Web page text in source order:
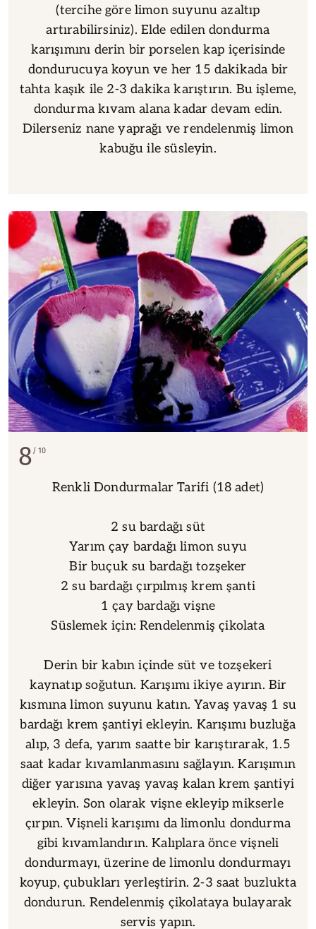
(tercihe göre limon suyunu azaltıp
artırabilirsiniz). Elde edilen dondurma
karışımını derin bir porselen kap içerisinde
dondurucuya koyun ve her 15 dakikada bir
tahta kaşık ile 2-3 dakika karıştırın. Bu işleme,
dondurma kıvam alana kadar devam edin.
Dilerseniz nane yaprağı ve rendelenmiş limon
kabuğu ile süsleyin.
8 10
Renkli Dondurmalar Tarifi (18 adet)
2 su bardağı süt
Yarım çay bardağı limon suyu
Bir buçuk su bardağı tozşeker
2 su bardağı çırpılmış krem şanti
1 çay bardağı vişne
Süslemek için: Rendelenmiş çikolata
Derin bir kabın içinde süt ve tozşekeri
kaynatıp soğutun. Karışımı ikiye ayırın. Bir
kısmına limon suyunu katın. Yavaş yavaş 1 su
bardağı krem şantiyi ekleyin. Karışımı buzluğa
alıp, 3 defa, yarım saatte bir karıştırarak, 1.5
saat kadar kıvamlanmasını sağlayın. Karışımın
diğer yarısına yavaş yavaş kalan krem şantiyi
ekleyin. Son olarak vişne ekleyip mikserle
çırpın. Vişneli karışımı da limonlu dondurma
gibi kıvamlandırın. Kalıplara önce vişneli
dondurmayı, üzerine de limonlu dondurmayı
koyup, çubukları yerleştirin. 2-3 saat buzlukta
dondurun. Rendelenmiş çikolataya bulayarak
servis yapın.